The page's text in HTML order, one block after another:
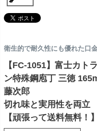
衛生的で耐久性にも優れた口
【FC-1051】富士カト
ン特殊鋼庖丁 三徳
藤次郎
切れ味と実用性を両立
【頑張って送料無料！】